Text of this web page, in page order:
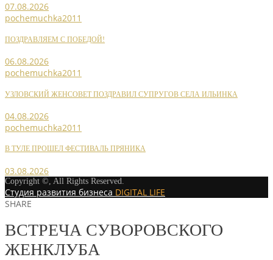
07.08.2026
pochemuchka2011
ПОЗДРАВЛЯЕМ С ПОБЕДОЙ!
06.08.2026
pochemuchka2011
УЗЛОВСКИЙ ЖЕНСОВЕТ ПОЗДРАВИЛ СУПРУГОВ СЕЛА ИЛЬИНКА
04.08.2026
pochemuchka2011
В ТУЛЕ ПРОШЕЛ ФЕСТИВАЛЬ ПРЯНИКА
03.08.2026
Copyright ©, All Rights Reserved.
Студия развития бизнеса DIGITAL LIFE
SHARE
ВСТРЕЧА СУВОРОВСКОГО
ЖЕНКЛУБА